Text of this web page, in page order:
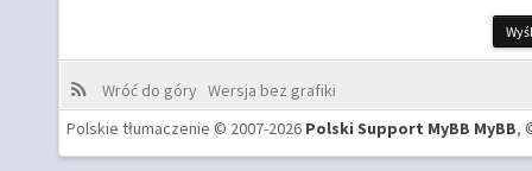
Wróć do góry Wersja bez grafiki
Polskie tłumaczenie © 2007-2026 Polski Support MyBB MyBB,